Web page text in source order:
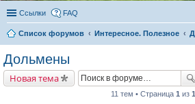
Ссылки FAQ
Список форумов Интересное. Полезное
Дольмены
Новая тема
11 тем • Страница 1 из 1